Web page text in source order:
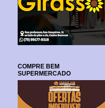
COMPRE BEM
SUPERMERCADO